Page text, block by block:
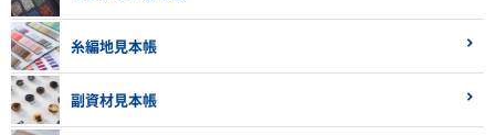
糸編地見本帳
副資材見本帳